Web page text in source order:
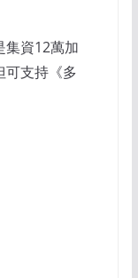
集資12萬加
可支持《多